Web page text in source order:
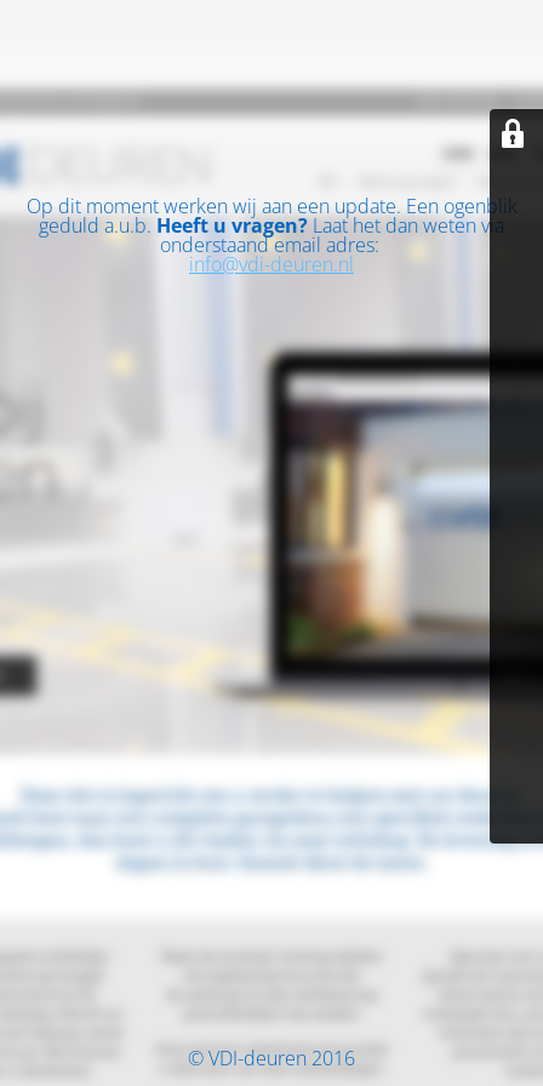
Op dit moment werken wij aan een update. Een ogenblik
geduld a.u.b. Heeft u vragen? Laat het dan weten via
onderstaand email adres:
info@vdi-deuren.nl
© VDI-deuren 2016